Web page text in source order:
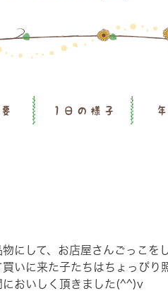
1日の様子
にして、お店屋さんごっこを
いに来た子たちはちょっぴり
においしく頂きました(^^)v